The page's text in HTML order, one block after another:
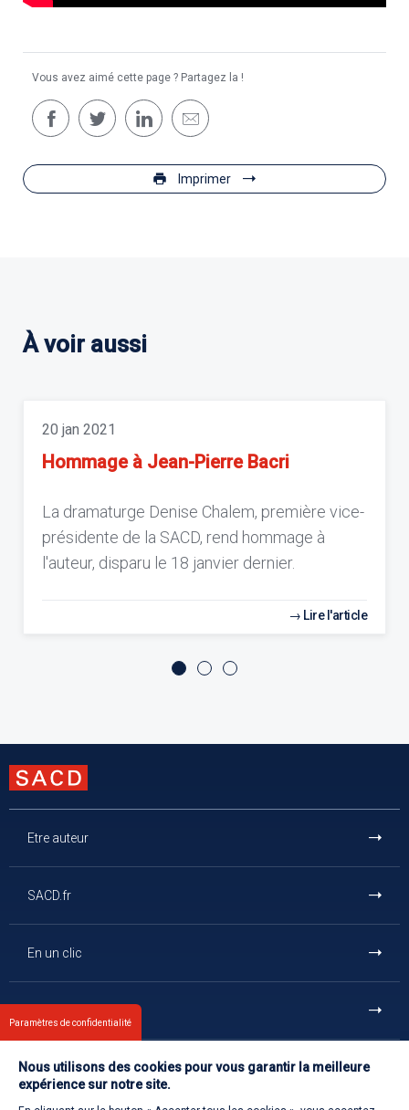
Vous avez aimé cette page ? Partagez la !
Imprimer
À voir aussi
20 jan 2021
Hommage à Jean-Pierre Bacri
La dramaturge Denise Chalem, première vice-
présidente de la SACD, rend hommage à
l'auteur, disparu le 18 janvier dernier.
Lire l'article
Etre auteur
SACD.fr
En un clic
Contact
Paramètres de confidentialité
Nous utilisons des cookies pour vous garantir la meilleure
expérience sur notre site.